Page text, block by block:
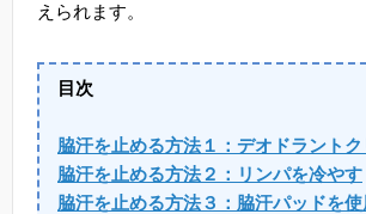
えられます。
目次
脇汗を止める方法１：デオドラントク
脇汗を止める方法２：リンパを冷やす
脇汗を止める方法３：脇汗パッドを使